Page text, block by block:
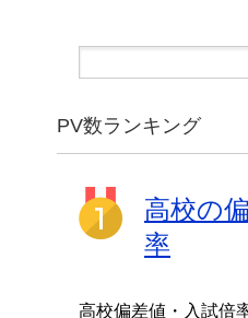
PV数ランキング
高校の
率
高校偏差値・入試倍